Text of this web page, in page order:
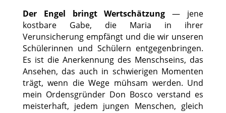
Der Engel bringt Wertschätzung — jene
kostbare Gabe, die Maria in ihrer
Verunsicherung empfängt und die wir unseren
Schülerinnen und Schülern entgegenbringen.
Es ist die Anerkennung des Menschseins, das
Ansehen, das auch in schwierigen Momenten
trägt, wenn die Wege mühsam werden. Und
mein Ordensgründer Don Bosco verstand es
meisterhaft, jedem jungen Menschen, gleich